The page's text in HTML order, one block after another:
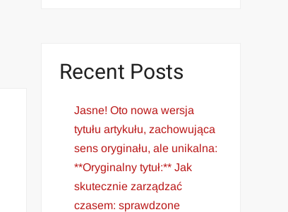
Recent Posts
Jasne! Oto nowa wersja
tytułu artykułu, zachowująca
sens oryginału, ale unikalna:
**Oryginalny tytuł:** Jak
skutecznie zarządzać
czasem: sprawdzone